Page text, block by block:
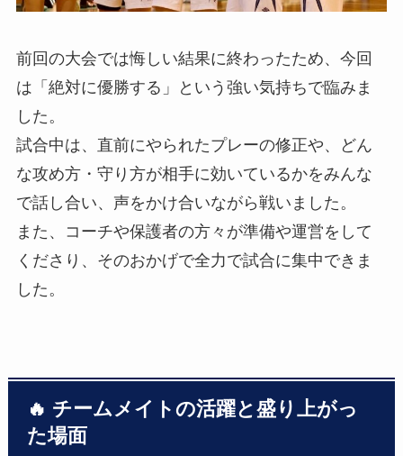
前回の大会では悔しい結果に終わったため、今回
は「絶対に優勝する」という強い気持ちで臨みま
した。
試合中は、直前にやられたプレーの修正や、どん
な攻め方・守り方が相手に効いているかをみんな
で話し合い、声をかけ合いながら戦いました。
また、コーチや保護者の方々が準備や運営をして
くださり、そのおかげで全力で試合に集中できま
した。
🔥 チームメイトの活躍と盛り上がっ
た場面